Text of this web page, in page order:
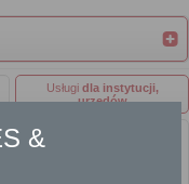
Usługi dla instytucji,
urzędów
&